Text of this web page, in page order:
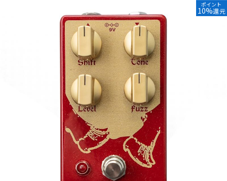
エレキギター アコギ/エレアコ
ウクレレ
パーカッション
キーボード 電子ピアノ
その他楽器
ポイント
10%還元